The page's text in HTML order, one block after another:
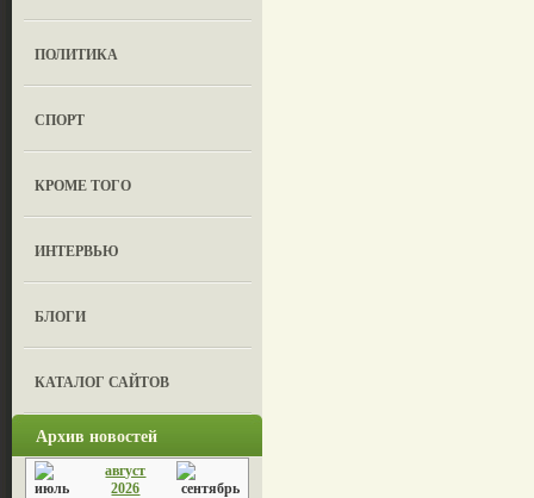
ПОЛИТИКА
СПОРТ
КРОМЕ ТОГО
ИНТЕРВЬЮ
БЛОГИ
КАТАЛОГ САЙТОВ
Архив новостей
август
2026